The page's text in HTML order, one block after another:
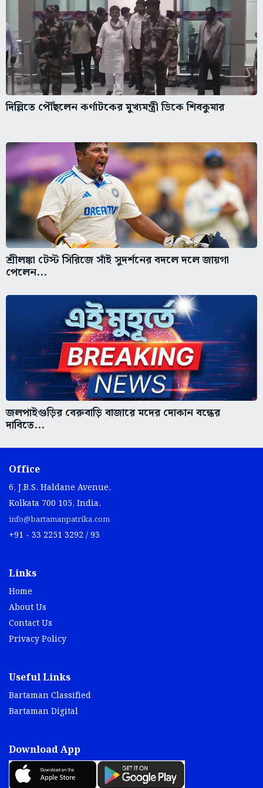
দিল্লিতে পৌঁছলেন কর্ণাটকের মুখ্যমন্ত্রী ডিকে শিবকুমার
শ্রীলঙ্কা টেস্ট সিরিজে সাঁই সুদর্শনের বদলে দলে জায়গা
পেলেন...
জলপাইগুড়ির বেরুবাড়ি বাজারে মদের দোকান বন্ধের
দাবিতে...
Office
6, J.B.S. Haldane Avenue,
Kolkata 700 105, India.
info@bartamanpatrika.com
+91 - 33 2251 3292 / 93
Links
Home
About Us
Contact Us
Privacy Policy
Useful Links
Bartaman Classified
Bartaman Digital
Download App